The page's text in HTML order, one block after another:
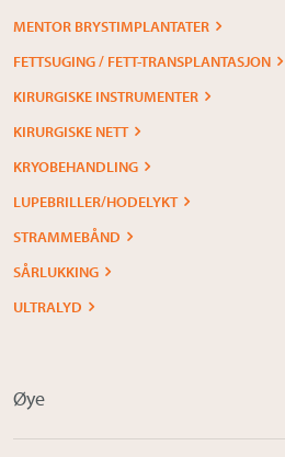
MENTOR BRYSTIMPLANTATER
FETTSUGING / FETT-TRANSPLANTASJON
KIRURGISKE INSTRUMENTER
KIRURGISKE NETT
KRYOBEHANDLING
LUPEBRILLER/HODELYKT
STRAMMEBÅND
SÅRLUKKING
ULTRALYD
Øye